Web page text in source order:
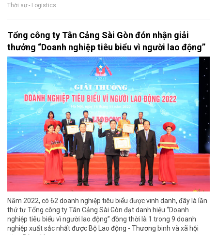
Thời sự - Logistics
Tổng công ty Tân Cảng Sài Gòn đón nhận giải
thưởng “Doanh nghiệp tiêu biểu vì người lao động”
Năm 2022, có 62 doanh nghiệp tiêu biểu được vinh danh, đây là lần
thứ tư Tổng công ty Tân Cảng Sài Gòn đạt danh hiệu “Doanh
nghiệp tiêu biểu vì người lao động” đồng thời là 1 trong 9 doanh
nghiệp xuất sắc nhất được Bộ Lao động - Thương binh và xã hội